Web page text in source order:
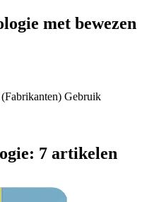
met bewezen
Gebruik
7 artikelen